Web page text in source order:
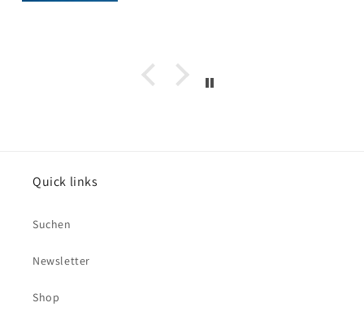
Quick links
Suchen
Newsletter
Shop